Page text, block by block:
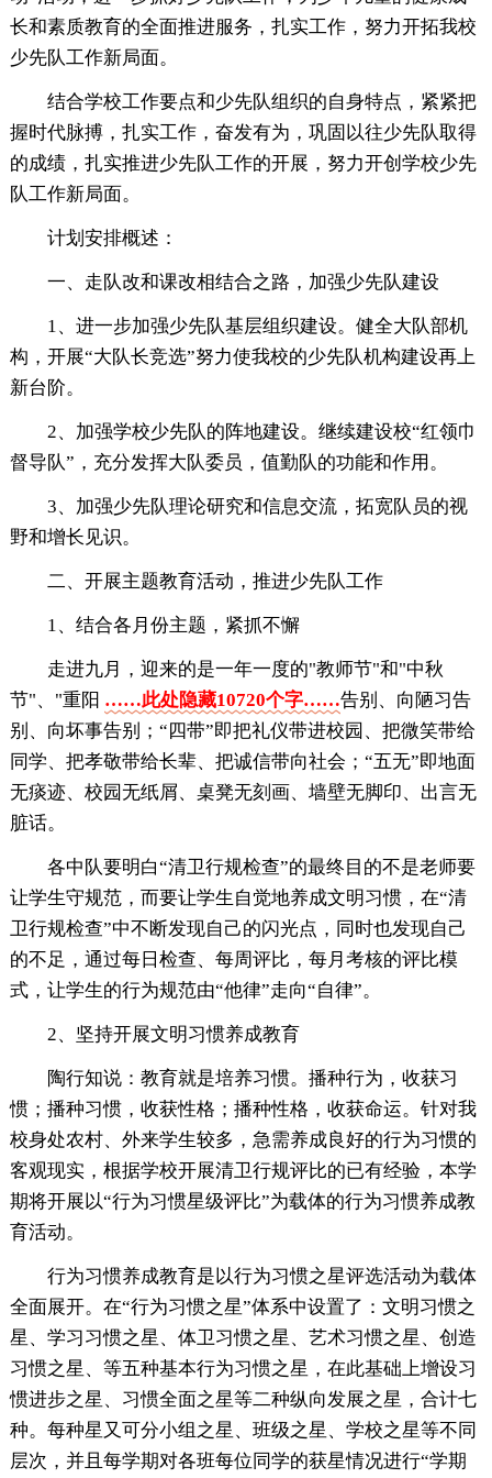
长和素质教育的全面推进服务，扎实工作，努力开拓我校
少先队工作新局面。
结合学校工作要点和少先队组织的自身特点，紧紧把
握时代脉搏，扎实工作，奋发有为，巩固以往少先队取得
的成绩，扎实推进少先队工作的开展，努力开创学校少先
队工作新局面。
计划安排概述：
一、走队改和课改相结合之路，加强少先队建设
1、进一步加强少先队基层组织建设。健全大队部机
构，开展“大队长竞选”努力使我校的少先队机构建设再上
新台阶。
2、加强学校少先队的阵地建设。继续建设校“红领巾
督导队”，充分发挥大队委员，值勤队的功能和作用。
3、加强少先队理论研究和信息交流，拓宽队员的视
野和增长见识。
二、开展主题教育活动，推进少先队工作
1、结合各月份主题，紧抓不懈
走进九月，迎来的是一年一度的"教师节"和"中秋
节"、"重阳 ……此处隐藏10720个字……告别、向陋习告
别、向坏事告别；“四带”即把礼仪带进校园、把微笑带给
同学、把孝敬带给长辈、把诚信带向社会；“五无”即地面
无痰迹、校园无纸屑、桌凳无刻画、墙壁无脚印、出言无
脏话。
各中队要明白“清卫行规检查”的最终目的不是老师要
让学生守规范，而要让学生自觉地养成文明习惯，在“清
卫行规检查”中不断发现自己的闪光点，同时也发现自己
的不足，通过每日检查、每周评比，每月考核的评比模
式，让学生的行为规范由“他律”走向“自律”。
2、坚持开展文明习惯养成教育
陶行知说：教育就是培养习惯。播种行为，收获习
惯；播种习惯，收获性格；播种性格，收获命运。针对我
校身处农村、外来学生较多，急需养成良好的行为习惯的
客观现实，根据学校开展清卫行规评比的已有经验，本学
期将开展以“行为习惯星级评比”为载体的行为习惯养成教
育活动。
行为习惯养成教育是以行为习惯之星评选活动为载体
全面展开。在“行为习惯之星”体系中设置了：文明习惯之
星、学习习惯之星、体卫习惯之星、艺术习惯之星、创造
习惯之星、等五种基本行为习惯之星，在此基础上增设习
惯进步之星、习惯全面之星等二种纵向发展之星，合计七
种。每种星又可分小组之星、班级之星、学校之星等不同
层次，并且每学期对各班每位同学的获星情况进行“学期